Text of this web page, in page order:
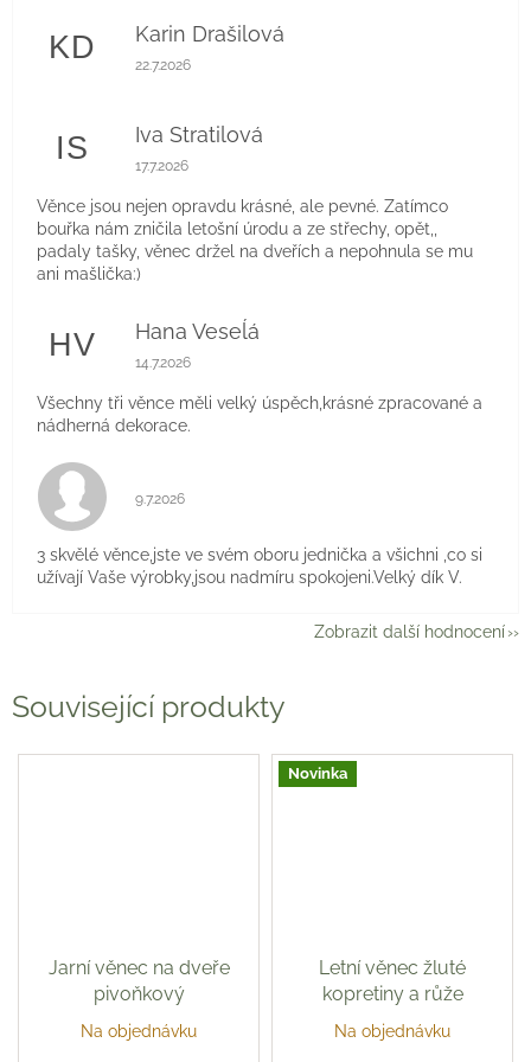
Související produkty
Jarní věnec na dveře
pivoňkový
PrůměrnéNa objednávku
Novinka
Letní věnec žluté
kopretiny a růže
PrůměrnéNa objednávku
KD Karin Drašilová
Hodnocení obchodu je 5 z 5 hvězdiček.
22.7.2026
IS Iva Stratilová
Hodnocení obchodu je 5 z 5 hvězdiček.
17.7.2026
Věnce jsou nejen opravdu krásné, ale pevné. Zatímco
bouřka nám zničila letošní úrodu a ze střechy, opět,,
padaly tašky, věnec držel na dveřích a nepohnula se mu
ani mašlička:)
HV Hana Veseĺá
Hodnocení obchodu je 5 z 5 hvězdiček.
14.7.2026
Všechny tři věnce měli velký úspěch,krásné zpracované a
nádherná dekorace.
Hodnocení obchodu je 5 z 5 hvězdiček.
9.7.2026
3 skvělé věnce,jste ve svém oboru jednička a všichni ,co si
užívají Vaše výrobky,jsou nadmíru spokojeni.Velký dík V.
Zobrazit další hodnocení